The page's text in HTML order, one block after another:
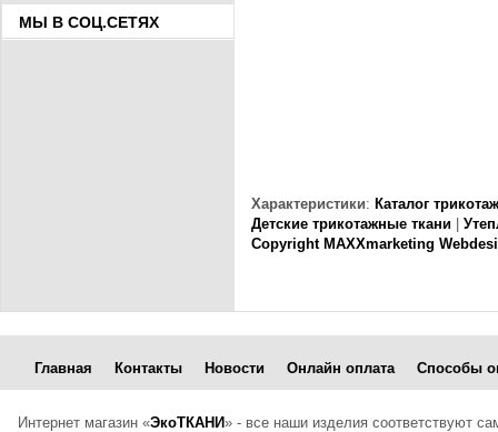
Характеристики: Каталог
Детские трикотажные ткани
Copyright MAXXmarketing
МЫ В СОЦ.СЕТЯХ
Главная Контакты Новости Онлайн оплата Способы
Интернет магазин «ЭкоТКАНИ» - все наши изделия соответствуют